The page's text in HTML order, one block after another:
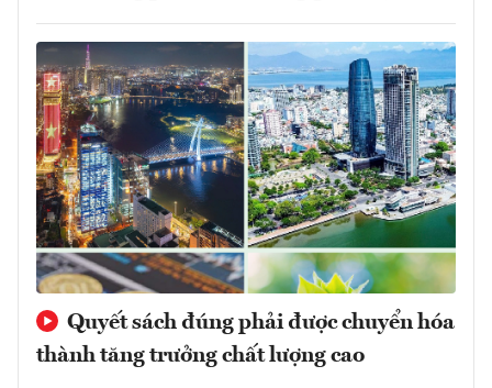
Quyết sách đúng phải được chuyển hóa
thành tăng trưởng chất lượng cao